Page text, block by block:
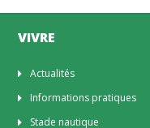
VIVRE
Actualités
Informations pratiques
Stade nautique